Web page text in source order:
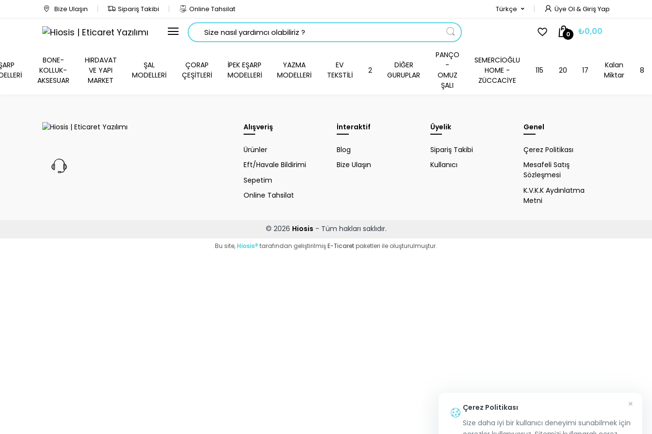
Bize Ulaşın Sipariş Takibi Online Tahsilat Türkçe Üye Ol & Giriş Yap
Arama
0 ₺0,00
BONE-
KOLLUK-
AKSESUAR
HIRDAVAT
VE YAPI
MARKET
ŞAL
MODELLERİ
ÇORAP
ÇEŞİTLERİ
İPEK EŞARP
MODELLERİ
YAZMA
MODELLERİ
EV
TEKSTİLİ
2
DİĞER
GURUPLAR
PANÇO
-
OMUZ
ŞALI
SEMERCİOĞLU
HOME -
ZÜCCACİYE
115 20 17
Kalan
Miktar
8
Alışveriş
Ürünler
Eft/Havale Bildirimi
Sepetim
Online Tahsilat
İnteraktif
Blog
Bize Ulaşın
Üyelik
Sipariş Takibi
Kullanıcı
Genel
Çerez Politikası
Mesafeli Satış
Sözleşmesi
K.V.K.K Aydınlatma
Metni
© 2026 Hiosis - Tüm hakları saklıdır.
Bu site, Hiosis® tarafından geliştirilmişE-Ticaretpaketleri ile oluşturulmuştur.
Çerez Politikası
Size daha iyi bir kullanıcı deneyimi sunabilmek için
×